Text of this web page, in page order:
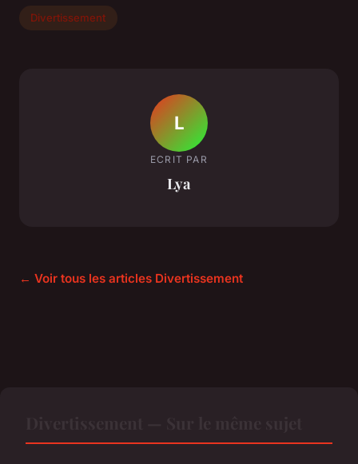
Divertissement
L
ECRIT PAR
Lya
← Voir tous les articles Divertissement